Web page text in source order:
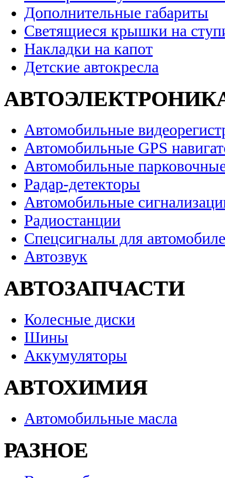
Дополнительные габариты
Светящиеся крышки на
Накладки на капот
Детские автокресла
Автомобильные
Автомобильные GPS
Автомобильные
Радар-детекторы
Автомобильные
Радиостанции
Спецсигналы для
Автозвук
АВТОЗАПЧАСТИ
Колесные диски
Шины
Аккумуляторы
АВТОХИМИЯ
Автомобильные масла
РАЗНОЕ